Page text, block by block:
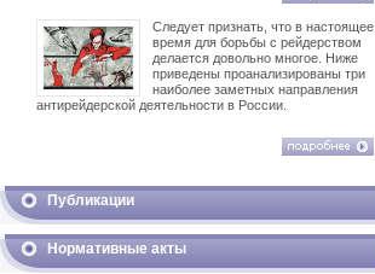
Следует признать, что в настоящее
время для борьбы с рейдерством
делается довольно многое. Ниже
приведены проанализированы три
наиболее заметных направления
антирейдерской деятельности в России.
Публикации
Нормативные акты